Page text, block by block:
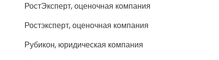
РостЭксперт, оценочная компания
Ростэксперт, оценочная компания
Рубикон, юридическая компания